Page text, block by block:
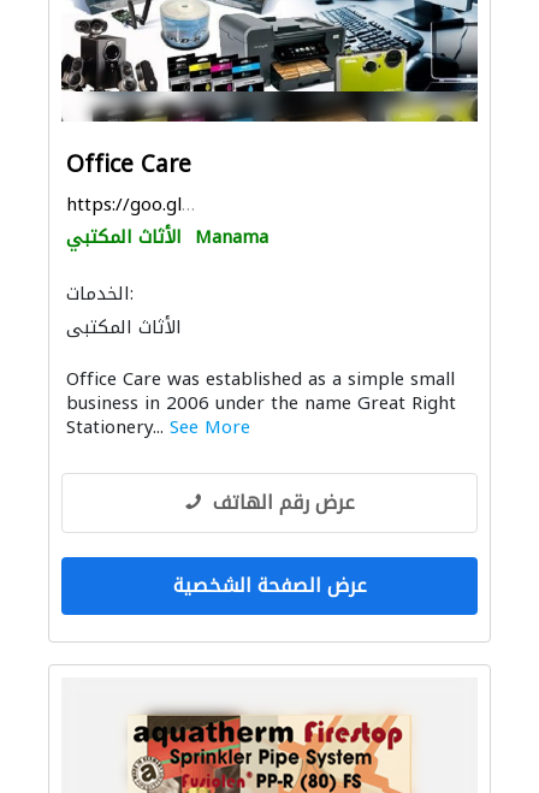
Office Care
https://goo.gl/maps/tnjcJb6ntqeRXKPP7
الأثاث المكتبي Manama
الخدمات:
الأثاث المكتبي
Office Care was established as a simple small
business in 2006 under the name Great Right
Stationery... See More
عرض رقم الهاتف
عرض الصفحة الشخصية